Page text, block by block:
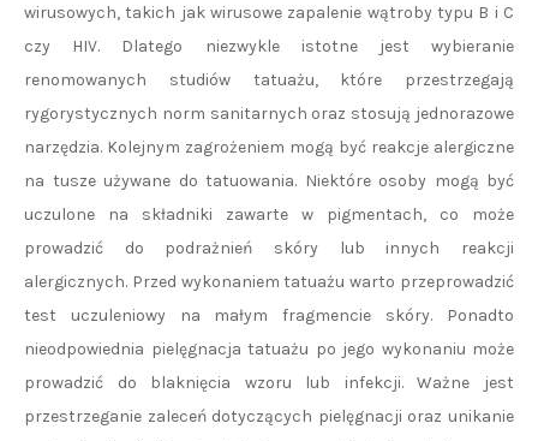
wirusowych, takich jak wirusowe zapalenie wątroby typu B i C
czy HIV. Dlatego niezwykle istotne jest wybieranie
renomowanych studiów tatuażu, które przestrzegają
rygorystycznych norm sanitarnych oraz stosują jednorazowe
narzędzia. Kolejnym zagrożeniem mogą być reakcje alergiczne
na tusze używane do tatuowania. Niektóre osoby mogą być
uczulone na składniki zawarte w pigmentach, co może
prowadzić do podrażnień skóry lub innych reakcji
alergicznych. Przed wykonaniem tatuażu warto przeprowadzić
test uczuleniowy na małym fragmencie skóry. Ponadto
nieodpowiednia pielęgnacja tatuażu po jego wykonaniu może
prowadzić do blaknięcia wzoru lub infekcji. Ważne jest
przestrzeganie zaleceń dotyczących pielęgnacji oraz unikanie